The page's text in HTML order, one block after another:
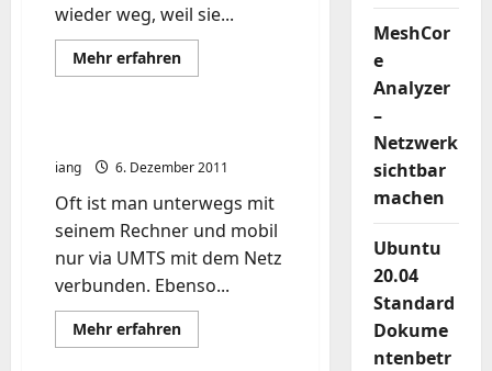
wieder weg, weil sie...
Mehr erfahrenMehr
Informationen
iang 6. Dezember 2011
Oft ist man unterwegs mit
seinem Rechner und mobil
nur via UMTS mit dem Netz
verbunden. Ebenso...
Mehr erfahrenMehr
Informationen
MeshCor
e
Analyzer
–
Netzwerk
sichtbar
machen
Ubuntu
20.04
Standard
Dokume
ntenbetr